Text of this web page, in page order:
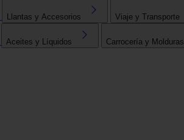
Llantas y Accesorios Viaje y Transporte
Aceites y Líquidos Carrocería y Molduras